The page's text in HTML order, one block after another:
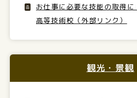
お仕事に必要な技能の取得
高等技術校（外部リンク）
観光・景観